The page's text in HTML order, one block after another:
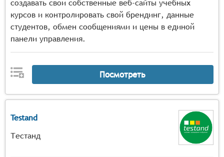
создавать свои собственные веб-сайты учебных
курсов и контролировать свой брендинг, данные
студентов, обмен сообщениями и цены в единой
панели управления.
Посмотреть
Testand
Тестанд